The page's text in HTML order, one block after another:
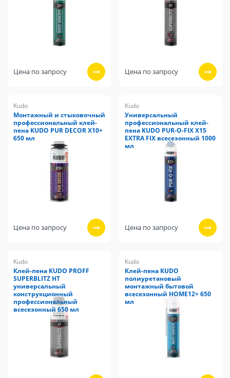
Цена по запросу Цена по запросу
Kudo
Монтажный и стыковочный
профессиональный клей-
пена KUDO PUR DECOR Х10+
650 мл
Цена по запросу
Kudo
Универсальный
профессиональный клей-
пена KUDO PUR-O-FIX X15
EXTRA FIX всесезонный 1000
мл
Цена по запросу
Kudo
Клей-пена KUDO PROFF
SUPERBLITZ HT
универсальный
конструкционный
профессиональный
всесезонный 650 мл
Kudo
Клей-пена KUDO
полиуретановый
монтажный бытовой
всесезонный НОМЕ12+ 650
мл